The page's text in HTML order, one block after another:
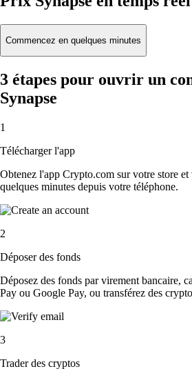
Commencez en quelques minutes
3 étapes pour ouvrir un
Synapse
1
Télécharger l'app
Obtenez l'app Crypto.com sur votre store
quelques minutes depuis votre téléphone.
2
Déposer des fonds
Déposez des fonds par virement bancaire,
Pay ou Google Pay, ou transférez des
3
Trader des cryptos